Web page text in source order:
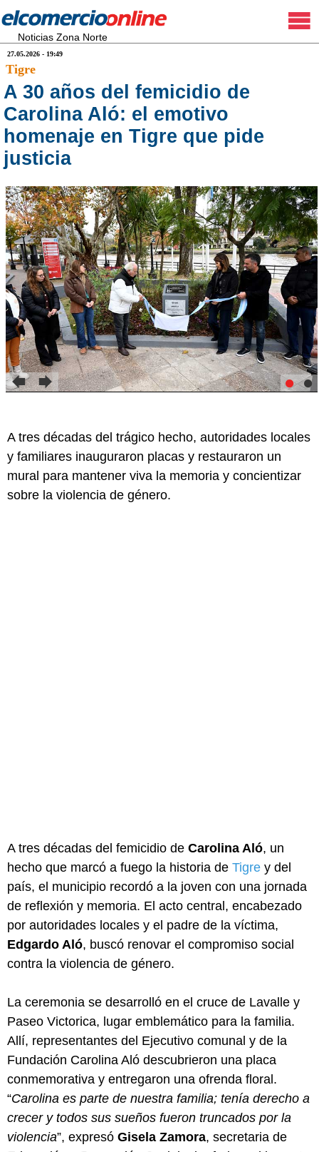
Noticias Zona Norte
27.05.2026 - 19:49
Tigre
A 30 años del femicidio de
Carolina Aló: el emotivo
homenaje en Tigre que pide
justicia
A tres décadas del trágico hecho, autoridades locales
y familiares inauguraron placas y restauraron un
mural para mantener viva la memoria y concientizar
sobre la violencia de género.
A tres décadas del femicidio de Carolina Aló, un
hecho que marcó a fuego la historia de Tigre y del
país, el municipio recordó a la joven con una jornada
de reflexión y memoria. El acto central, encabezado
por autoridades locales y el padre de la víctima,
Edgardo Aló, buscó renovar el compromiso social
contra la violencia de género.
La ceremonia se desarrolló en el cruce de Lavalle y
Paseo Victorica, lugar emblemático para la familia.
Allí, representantes del Ejecutivo comunal y de la
Fundación Carolina Aló descubrieron una placa
conmemorativa y entregaron una ofrenda floral.
“Carolina es parte de nuestra familia; tenía derecho a
crecer y todos sus sueños fueron truncados por la
violencia”, expresó Gisela Zamora, secretaria de